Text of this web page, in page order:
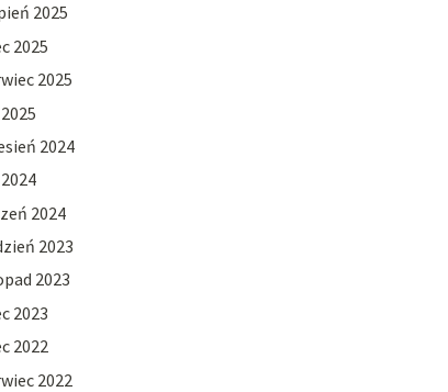
2025
2025
2025
2024
2024
2023
2023
2023
2022
2022